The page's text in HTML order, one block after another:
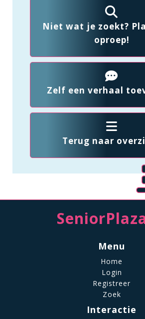
Niet wat je zoekt?
oproep!
Zelf een verhaal
Terug naar
Menu
Home
Login
Registreer
Zoek
Interactie